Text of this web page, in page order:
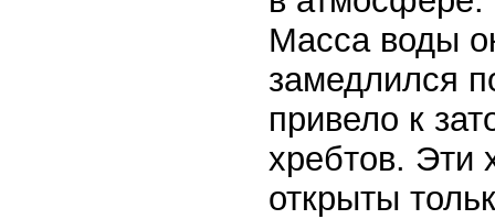
Масса воды
замедлился
привело к
хребтов. Эти
открыты